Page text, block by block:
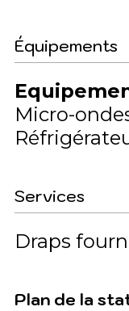
Équipements
Micro-
Services
Draps
Plan de la